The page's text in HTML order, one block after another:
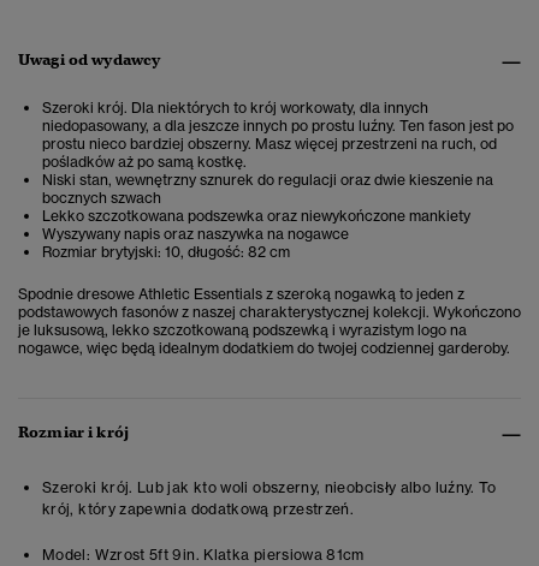
Uwagi od wydawcy
Szeroki krój. Dla niektórych to krój workowaty, dla innych
niedopasowany, a dla jeszcze innych po prostu luźny. Ten fason jest po
prostu nieco bardziej obszerny. Masz więcej przestrzeni na ruch, od
pośladków aż po samą kostkę.
Niski stan, wewnętrzny sznurek do regulacji oraz dwie kieszenie na
bocznych szwach
Lekko szczotkowana podszewka oraz niewykończone mankiety
Wyszywany napis oraz naszywka na nogawce
Rozmiar brytyjski: 10, długość: 82 cm
Spodnie dresowe Athletic Essentials z szeroką nogawką to jeden z
podstawowych fasonów z naszej charakterystycznej kolekcji. Wykończono
je luksusową, lekko szczotkowaną podszewką i wyrazistym logo na
nogawce, więc będą idealnym dodatkiem do twojej codziennej garderoby.
Rozmiar i krój
Szeroki krój. Lub jak kto woli obszerny, nieobcisły albo luźny. To
krój, który zapewnia dodatkową przestrzeń.
Model: Wzrost 5ft 9in. Klatka piersiowa 81cm